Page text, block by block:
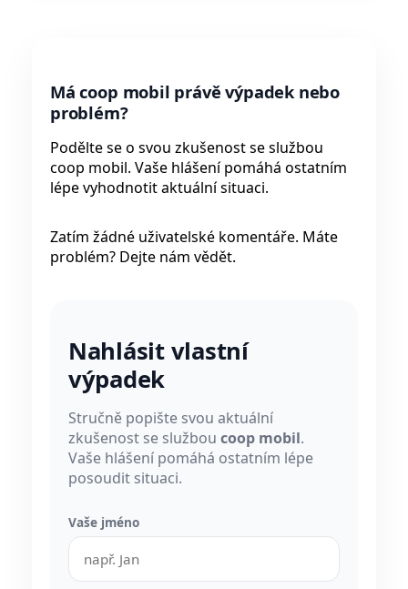
Má coop mobil právě výpadek nebo
problém?
Podělte se o svou zkušenost se službou
coop mobil. Vaše hlášení pomáhá ostatním
lépe vyhodnotit aktuální situaci.
Zatím žádné uživatelské komentáře. Máte
problém? Dejte nám vědět.
Nahlásit vlastní
výpadek
Stručně popište svou aktuální
zkušenost se službou coop mobil.
Vaše hlášení pomáhá ostatním lépe
posoudit situaci.
Vaše jméno